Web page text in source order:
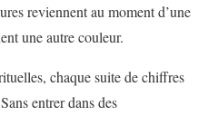
reviennent au moment d’une
une autre couleur.
chaque suite de chiffres
entrer dans des